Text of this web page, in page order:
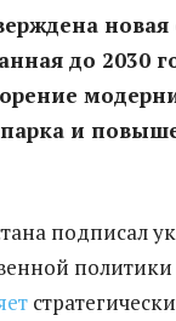
до 2030
и
подписал